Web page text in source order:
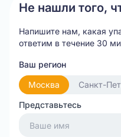
Не нашли того,
Напишите нам, какая
ответим в течение 30
Ваш регион
Москва
Санкт-
Представьтесь